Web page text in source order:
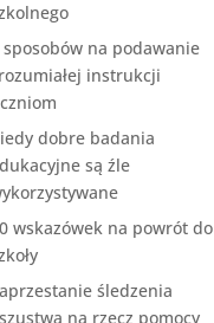
sposobów na podawanie
instrukcji
dobre badania
są źle
wskazówek na powrót do
śledzenia
na rzecz pomocy